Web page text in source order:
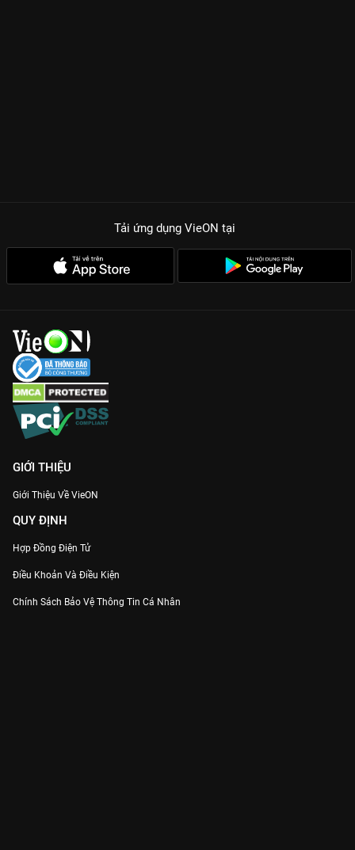
Tải ứng dụng VieON tại
GIỚI THIỆU
Giới Thiệu Về VieON
QUY ĐỊNH
Hợp Đồng Điện Tử
Điều Khoản Và Điều Kiện
Chính Sách Bảo Vệ Thông Tin Cá Nhân